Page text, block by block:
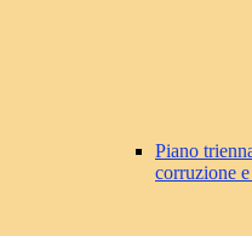
Piano
corruzione